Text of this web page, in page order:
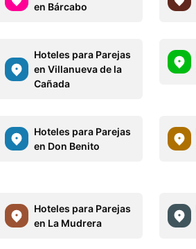
en Bárcabo
Hoteles para Parejas
en Villanueva de la
Cañada
Hoteles para Parejas
en Don Benito
Hoteles para Parejas
en La Mudrera